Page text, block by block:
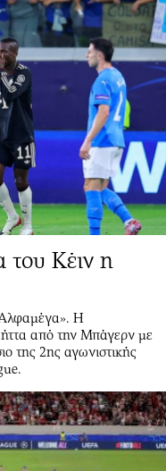
του Κέιν η
Η
από την Μπάγερν με
της 2ης αγωνιστικής